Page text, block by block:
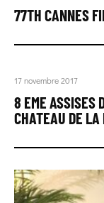
77TH CANNES
17 novembre 2017
8 EME ASSISES
CHATEAU DE LA